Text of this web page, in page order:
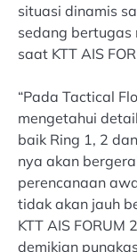
situasi dinamis
sedang bertugas
saat KTT AIS
“Pada Tactical
mengetahui
baik Ring 1, 2
nya akan
perencanaan
tidak akan jauh
KTT AIS FORUM
demikian